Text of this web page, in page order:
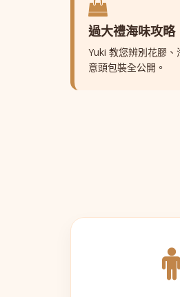
過大禮海味攻略
Yuki 教您辨別花膠
意頭包裝全公開。